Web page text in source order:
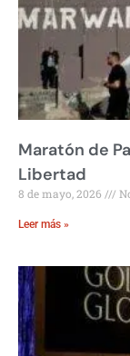
Maratón de
Libertad
8 de mayo, 2026
Leer más »